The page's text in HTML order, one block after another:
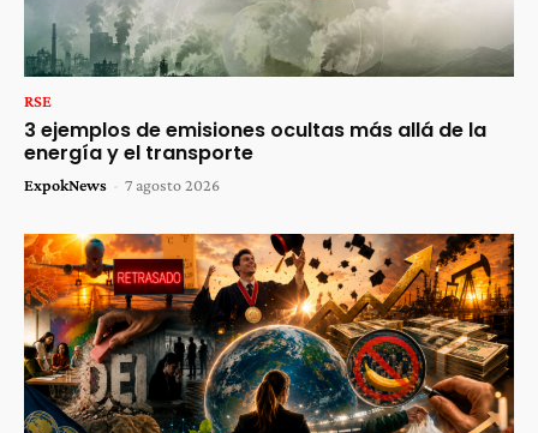
RSE
3 ejemplos de emisiones ocultas más allá de la
energía y el transporte
ExpokNews - 7 agosto 2026